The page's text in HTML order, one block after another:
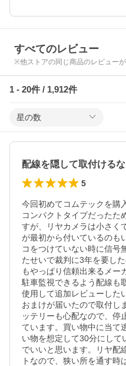
すべてのレビュー
※他ストアの同じ商品のレビューが
1 - 20件 / 1,912件
星の数
配線を隠して取付ける
5
今回初めてコムテックを購
コンパクトタイプだったた
すが、リヤカメラは小さく
が最初から付いているのも
コをつけていない時に信号
たせいで裁判に3年を要し
もやっぱり信頼出来るメー
駐車監視できるよう配線も
使用して追加レビューした
おまけが届いたので取付し
ッテリーも心配なので、停
ています。買い物中に当て
い物を想定して30分にして
でいいと思います。リヤ配
トなので、狭い所を通す